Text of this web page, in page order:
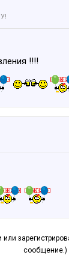
!!!!
сообщение.)